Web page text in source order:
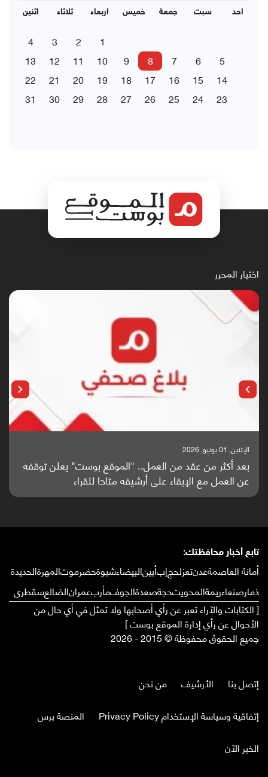
اثنين ثلاثاء اربعاء خميس جمعة سبت احد
1
2
3
4
5
6
7
8
9
10
11
12
13
14
15
16
17
18
19
20
21
22
23
24
25
26
27
28
29
30
31
اختيار المحرر
الإثنين, 25 مايو, 2026
باحثون من اليمن يدخلون سباق أبحاث ألزهايمر بدراسة
واعدة منشورة عالميا (ترجمة)
تابع أخبار محافظتك:
أمانة العاصمةعدنتعزلحجإبأبينالبيضاءشبوةحضرموتالمهرةالحديدة
ذمارصنعاءريمةالمحويتحجةصعدةالجوفمأربعمرانالضالعسقطرى
[ الكتابات والآراء تعبر عن رأي أصحابها ولا تمثل في أي حال من
الأحوال عن رأي إدارة الموقع بوست ]
جميع الحقوق محفوظة © 2015 - 2026
إتصل بنا الأرشيف
من نحن
إتفاقية وسياسة الإستخدام Privacy Policy
المنصة برس
الخبر الآن